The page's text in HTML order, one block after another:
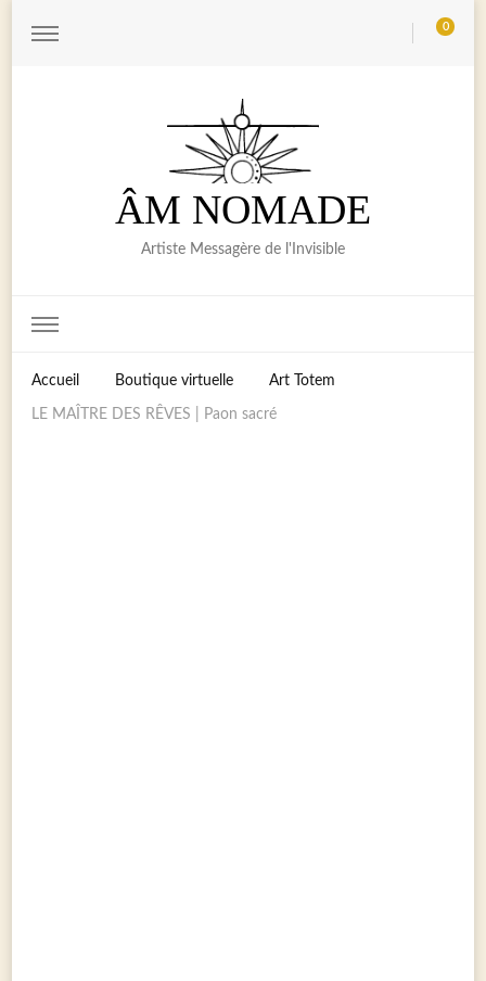
0
ÂM NOMADE
Artiste Messagère de l'Invisible
Accueil Boutique virtuelle Art Totem
LE MAÎTRE DES RÊVES | Paon sacré